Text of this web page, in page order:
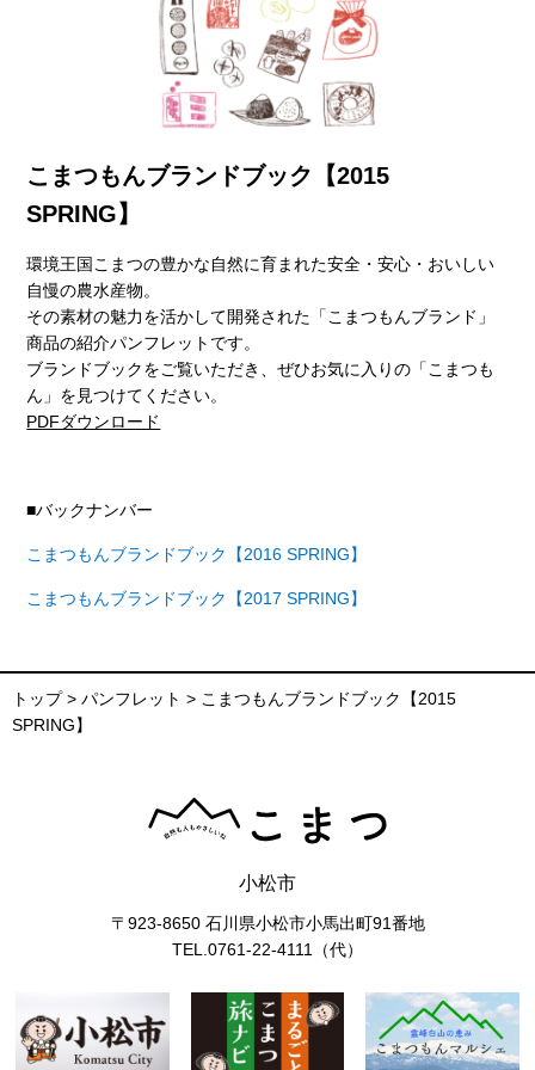
こまつもんブランドブック【2015
SPRING】
環境王国こまつの豊かな自然に育まれた安全・安心・おいしい
自慢の農水産物。
その素材の魅力を活かして開発された「こまつもんブランド」
商品の紹介パンフレットです。
ブランドブックをご覧いただき、ぜひお気に入りの「こまつも
ん」を見つけてください。
PDFダウンロード
■バックナンバー
こまつもんブランドブック【2016 SPRING】
こまつもんブランドブック【2017 SPRING】
トップ> パンフレット > こまつもんブランドブック【2015
SPRING】
小松市
〒923-8650 石川県小松市小馬出町91番地
TEL.0761-22-4111（代）